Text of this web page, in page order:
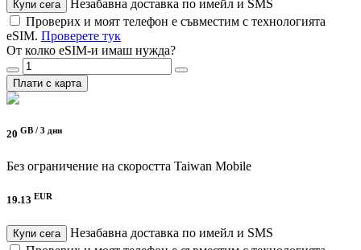
Купи сега
Незабавна доставка по имейл и SMS
Проверих и моят телефон е съвместим с технологията
eSIM. Проверете тук
От колко eSIM-и имаш нужда?
Плати с карта
20 GB / 3 дни
Без ограничение на скоростта Taiwan Mobile
19.13 EUR
Купи сега
Незабавна доставка по имейл и SMS